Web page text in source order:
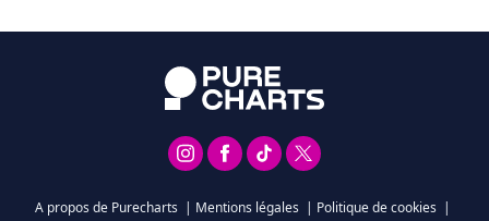
A propos de Purecharts | Mentions légales | Politique de cookies |